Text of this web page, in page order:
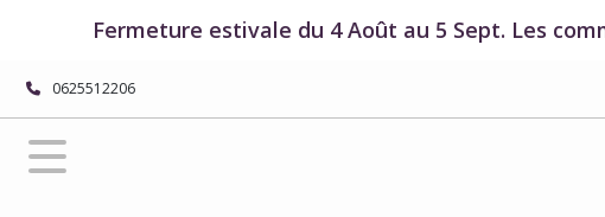
Fermeture estivale du 4 Août au 5 Sept. Les
0625512206